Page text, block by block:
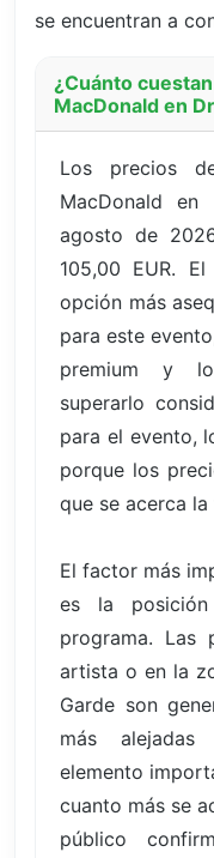
se encuentran a
¿Cuánto
MacDonald en
Los precios
MacDonald
agosto de
105,00 EUR.
opción más
para este
premium y
superarlo
para el evento,
porque los
que se acerca la
El factor más
es la
programa. Las
artista o en la
Garde son
más
elemento
cuanto más se
público